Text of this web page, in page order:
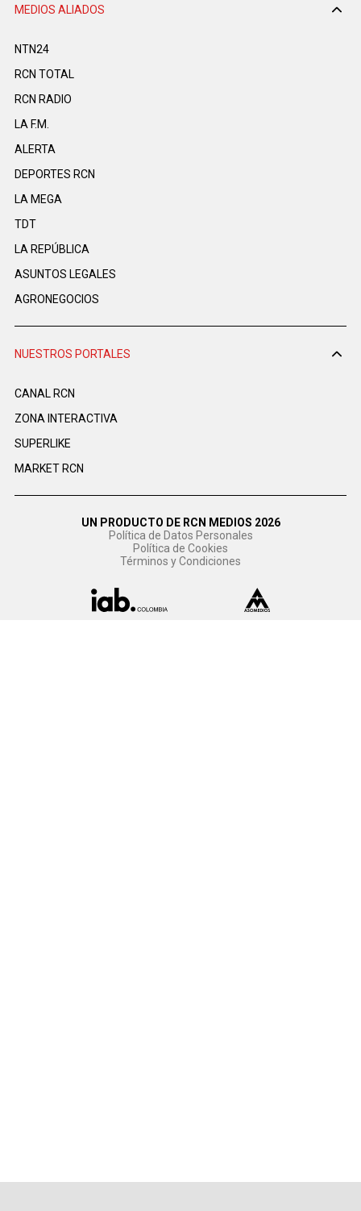
MEDIOS ALIADOS
NTN24
RCN TOTAL
RCN RADIO
LA F.M.
ALERTA
DEPORTES RCN
LA MEGA
TDT
LA REPÚBLICA
ASUNTOS LEGALES
AGRONEGOCIOS
NUESTROS PORTALES
CANAL RCN
ZONA INTERACTIVA
SUPERLIKE
MARKET RCN
UN PRODUCTO DE RCN MEDIOS 2026
Política de Datos Personales
Política de Cookies
Términos y Condiciones